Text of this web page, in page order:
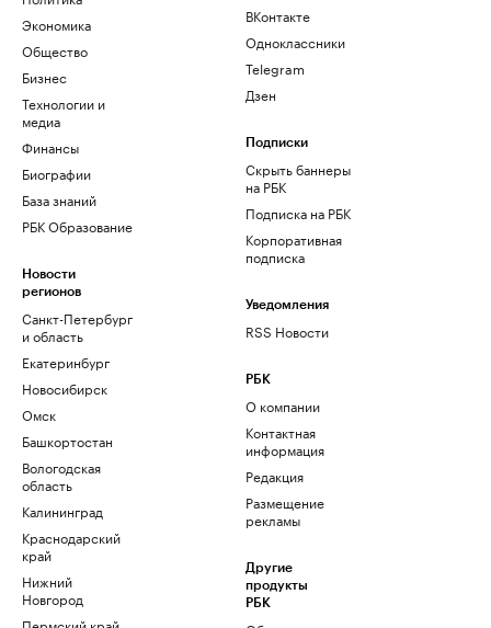
Экономика
Общество
Бизнес
Технологии и
медиа
Финансы
Биографии
База знаний
РБК Образование
Новости
регионов
Санкт-Петербург
и область
Екатеринбург
Новосибирск
Омск
Башкортостан
Вологодская
область
Калининград
Краснодарский
край
Нижний
Новгород
ВКонтакте
Одноклассники
Telegram
Дзен
Подписки
Скрыть баннеры
на РБК
Подписка на РБК
Корпоративная
подписка
Уведомления
RSS Новости
РБК
О компании
Контактная
информация
Редакция
Размещение
рекламы
Другие
продукты
РБК